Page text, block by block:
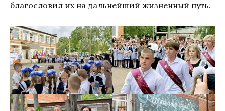
благословил их на дальнейший жизненный путь.